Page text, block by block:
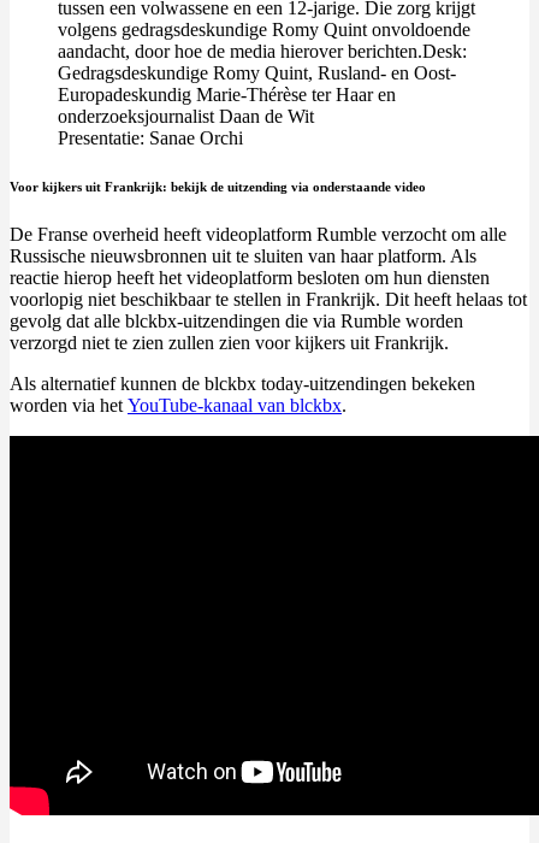
tussen een volwassene en een 12-jarige. Die zorg krijgt
volgens gedragsdeskundige Romy Quint onvoldoende
aandacht, door hoe de media hierover berichten.Desk:
Gedragsdeskundige Romy Quint, Rusland- en Oost-
Europadeskundig Marie-Thérèse ter Haar en
onderzoeksjournalist Daan de Wit
Presentatie: Sanae Orchi
Voor kijkers uit Frankrijk: bekijk de uitzending via onderstaande video
De Franse overheid heeft videoplatform Rumble verzocht om alle
Russische nieuwsbronnen uit te sluiten van haar platform. Als
reactie hierop heeft het videoplatform besloten om hun diensten
voorlopig niet beschikbaar te stellen in Frankrijk. Dit heeft helaas tot
gevolg dat alle blckbx-uitzendingen die via Rumble worden
verzorgd niet te zien zullen zien voor kijkers uit Frankrijk.
Als alternatief kunnen de blckbx today-uitzendingen bekeken
worden via het YouTube-kanaal van blckbx.